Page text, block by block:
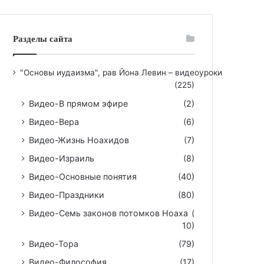
Разделы сайта
"Основы иудаизма", рав Йона Левин – видеоуроки
(225)
Видео-В прямом эфире
(2)
Видео-Вера
(6)
Видео-Жизнь Ноахидов
(7)
Видео-Израиль
(8)
Видео-Основные понятия
(40)
Видео-Праздники
(80)
Видео-Семь законов потомков Ноаха (
10)
Видео-Тора
(79)